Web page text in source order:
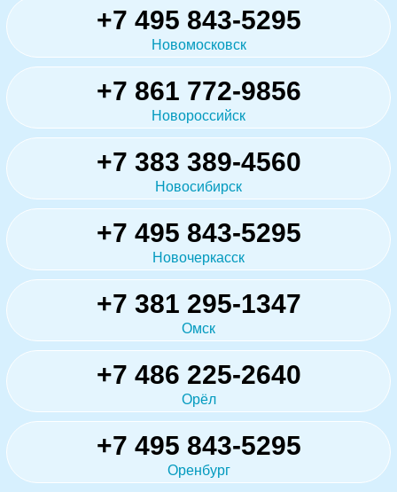
+7 495 843-5295
Новомосковск
+7 861 772-9856
Новороссийск
+7 383 389-4560
Новосибирск
+7 495 843-5295
Новочеркасск
+7 381 295-1347
Омск
+7 486 225-2640
Орёл
+7 495 843-5295
Оренбург